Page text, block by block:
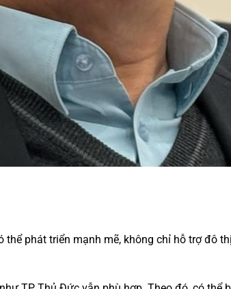
phát triển mạnh mẽ, không chỉ hỗ trợ đô